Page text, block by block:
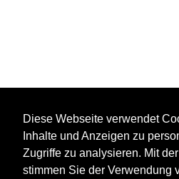
Diese Webseite verwendet
Inhalte und Anzeigen zu
Zugriffe zu analysieren. Mit
stimmen Sie der Verwendung